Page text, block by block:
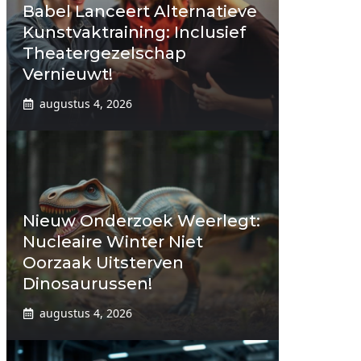
Babel Lanceert Alternatieve
Kunstvaktraining: Inclusief
Theatergezelschap
Vernieuwt!
augustus 4, 2026
Nieuw Onderzoek Weerlegt:
Nucleaire Winter Niet
Oorzaak Uitsterven
Dinosaurussen!
augustus 4, 2026